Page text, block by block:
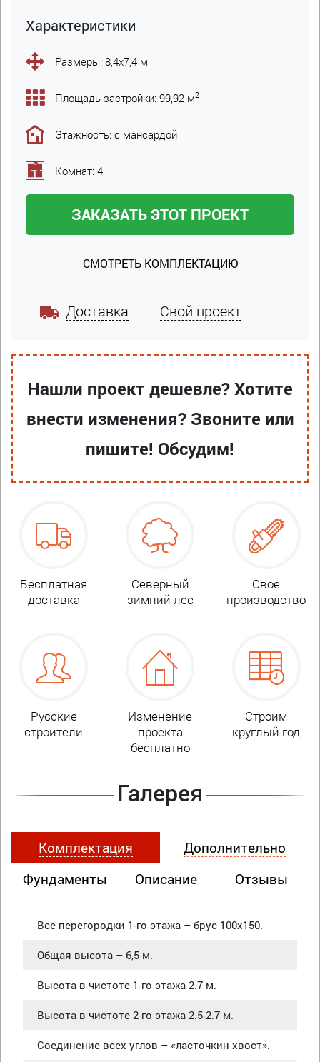
Характеристики
Размеры: 8,4х7,4 м
Площадь застройки: 99,92 м2
Этажность: с мансардой
Комнат: 4
ЗАКАЗАТЬ ЭТОТ ПРОЕКТ
СМОТРЕТЬ КОМПЛЕКТАЦИЮ
Доставка Свой проект
Нашли проект дешевле? Хотите
внести изменения? Звоните или
пишите! Обсудим!
Бесплатная
доставка
Северный
зимний лес
Свое
производство
Русские
строители
Изменение
проекта
бесплатно
Строим
круглый год
Галерея
Комплектация
Дополнительно
Фундаменты
Описание Отзывы
Все перегородки 1-го этажа – брус 100х150.
Общая высота – 6,5 м.
Высота в чистоте 1-го этажа 2.7 м.
Высота в чистоте 2-го этажа 2.5-2.7 м.
Соединение всех углов – «ласточкин хвост».